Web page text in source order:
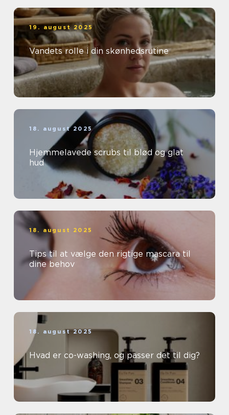
19. august 2025
Vandets rolle i din skønhedsrutine
18. august 2025
Hjemmelavede scrubs til blød og glat
hud
18. august 2025
Tips til at vælge den rigtige mascara til
dine behov
18. august 2025
Hvad er co-washing, og passer det til dig?